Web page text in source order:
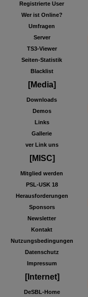
Registrierte User
Wer ist Online?
Umfragen
Server
TS3-Viewer
Seiten-Statistik
Blacklist
[Media]
Downloads
Demos
Links
Gallerie
ver Link uns
[MISC]
Mitglied werden
PSL-USK 18
Herausforderungen
Sponsors
Newsletter
Kontakt
Nutzungsbedingungen
Datenschutz
Impressum
[Internet]
DeSBL-Home